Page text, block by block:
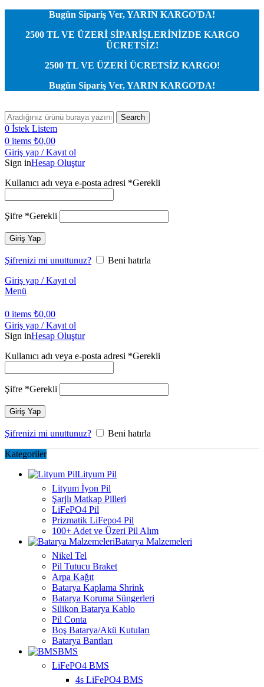
Bugün Sipariş Ver, YARIN KARGO'DA!
2500 TL VE ÜZERİ SİPARİŞLERİNİZDE KARGO
ÜCRETSİZ!
2500 TL VE ÜZERİ ÜCRETSİZ KARGO!
Bugün Sipariş Ver, YARIN KARGO'DA!
Search
0 İstek Listem
0 items ₺0,00
Giriş yap / Kayıt ol
Sign inHesap Oluştur
Kullanıcı adı veya e-posta adresi *Gerekli
Şifre *Gerekli
Giriş Yap
Şifrenizi mi unuttunuz?
Beni hatırla
Giriş yap / Kayıt ol
Menü
0 items ₺0,00
Giriş yap / Kayıt ol
Sign inHesap Oluştur
Kullanıcı adı veya e-posta adresi *Gerekli
Şifre *Gerekli
Giriş Yap
Şifrenizi mi unuttunuz? Beni hatırla
Kategoriler
Lityum Pil
Lityum İyon Pil
Şarjlı Matkap Pilleri
LiFePO4 Pil
Prizmatik LiFepo4 Pil
100+ Adet ve Üzeri Pil Alım
Batarya Malzemeleri
Nikel Tel
Pil Tutucu Braket
Arpa Kağıt
Batarya Kaplama Shrink
Batarya Koruma Süngerleri
Silikon Batarya Kablo
Pil Conta
Boş Batarya/Akü Kutuları
Batarya Bantları
BMS
LiFePO4 BMS
4s LiFePO4 BMS